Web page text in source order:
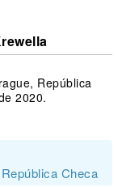
República
2020.
Checa